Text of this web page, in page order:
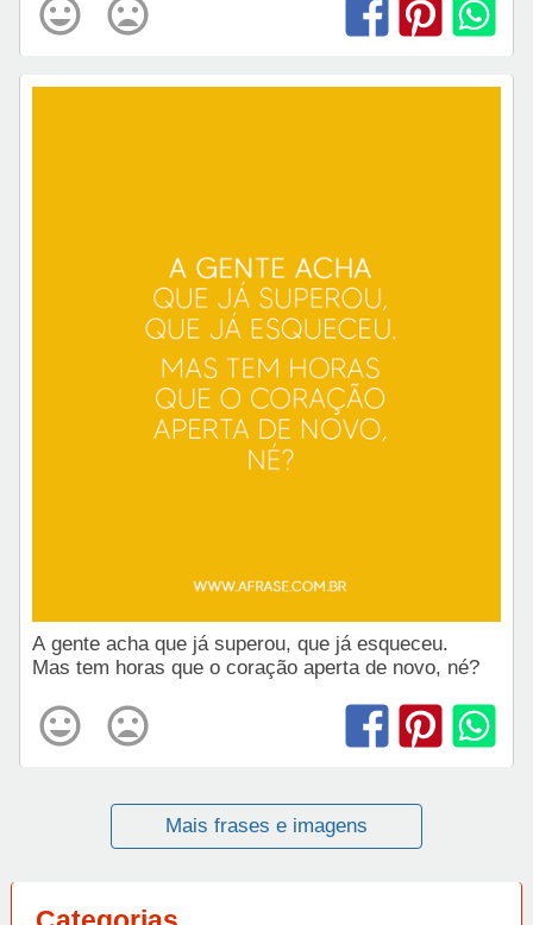
A gente acha que já superou, que já esqueceu.
Mas tem horas que o coração aperta de novo, né?
Mais frases e imagens